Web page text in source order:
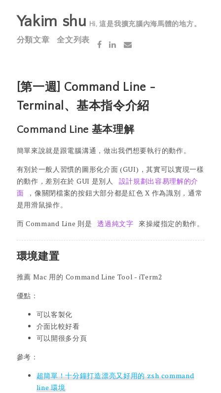
Yakim shu Hi, 這是我擴充腦內海馬體的地方。
分類文章 全文列表
[第一週] Command Line -
Terminal、基本指令介紹
Command Line 基本理解
簡單來說就是跟電腦溝通，做出我們想要執行的動作。
有別於一般人習慣的圖形化介面 (GUI)，其實可以實現一樣
的動作，差別在於 GUI 是別人
設計規劃出容易理解的介
面
，像關閉檔案的按鈕大部分都是紅色 X 作為識別，通常
是用滑鼠操作。
而 Command Line 則是
透過純文字 來操縱指定的動作。
環境建置
推薦 Mac 用的 Command Line Tool - iTerm2
優點：
可以客製化
介面比較好看
可以開很多分頁
參考：
超簡單！十分鐘打造漂亮又好用的 zsh command
line 環境